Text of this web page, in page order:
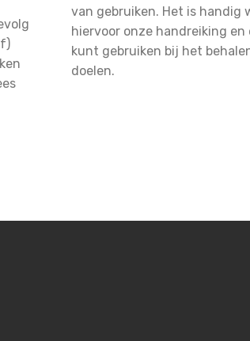
van gebruiken. Het is handig
hiervoor onze handreiking en
kunt gebruiken bij het
doelen.